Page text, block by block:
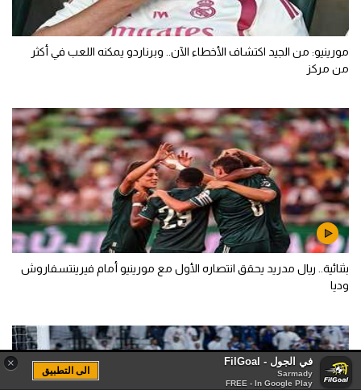
مورينيو: من الجيد اكتشاف الأخطاء الآن.. وبرناردو يمكنه اللعب في أكثر
من مركز
بثنائية.. ريال مدريد يحقق انتصاره الأول مع مورينيو أمام فيرينتسفاروش
وديا
× في الجول - FilGoal
Sarmady
FREE - In Google Play
الى التطبيق